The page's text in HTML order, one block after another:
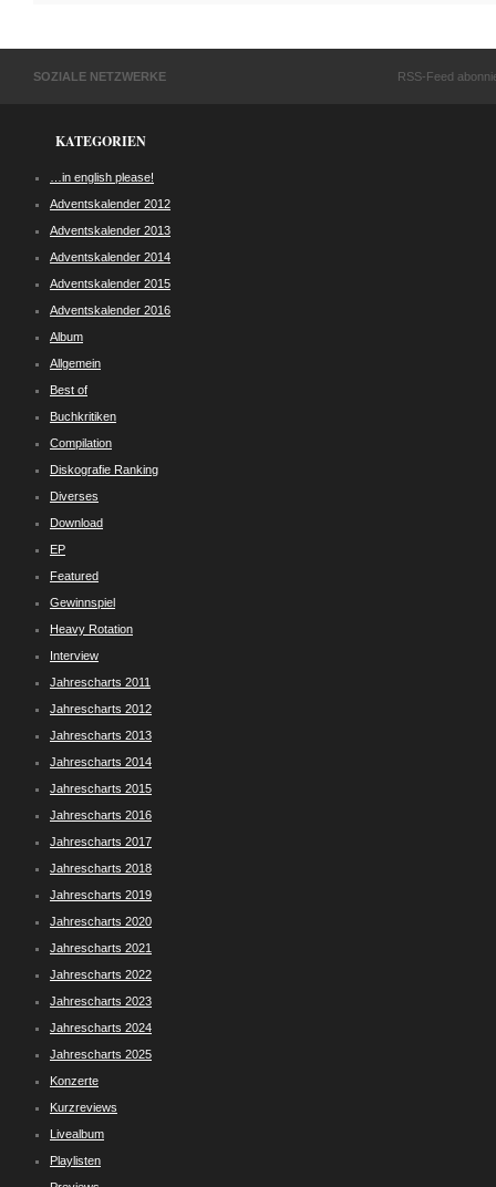
SOZIALE NETZWERKE RSS-Feed
KATEGORIEN
…in english please!
Adventskalender 2012
Adventskalender 2013
Adventskalender 2014
Adventskalender 2015
Adventskalender 2016
Album
Allgemein
Best of
Buchkritiken
Compilation
Diskografie Ranking
Diverses
Download
EP
Featured
Gewinnspiel
Heavy Rotation
Interview
Jahrescharts 2011
Jahrescharts 2012
Jahrescharts 2013
Jahrescharts 2014
Jahrescharts 2015
Jahrescharts 2016
Jahrescharts 2017
Jahrescharts 2018
Jahrescharts 2019
Jahrescharts 2020
Jahrescharts 2021
Jahrescharts 2022
Jahrescharts 2023
Jahrescharts 2024
Jahrescharts 2025
Konzerte
Kurzreviews
Livealbum
Playlisten